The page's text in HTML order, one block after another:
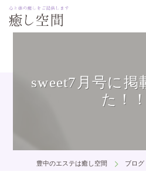
sweet7月号に掲
た！！
豊中のエステは癒し空間 ブログ